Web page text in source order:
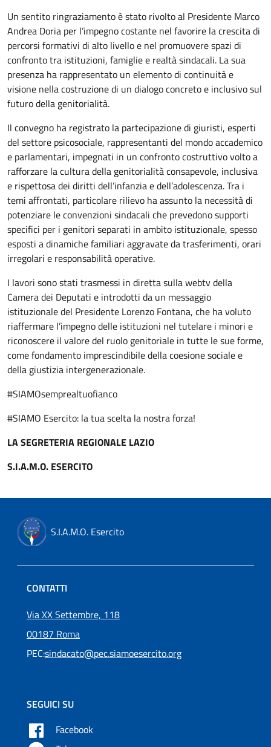
Un sentito ringraziamento è stato rivolto al Presidente Marco
Andrea Doria per l’impegno costante nel favorire la crescita di
percorsi formativi di alto livello e nel promuovere spazi di
confronto tra istituzioni, famiglie e realtà sindacali. La sua
presenza ha rappresentato un elemento di continuità e
visione nella costruzione di un dialogo concreto e inclusivo sul
futuro della genitorialità.
Il convegno ha registrato la partecipazione di giuristi, esperti
del settore psicosociale, rappresentanti del mondo accademico
e parlamentari, impegnati in un confronto costruttivo volto a
rafforzare la cultura della genitorialità consapevole, inclusiva
e rispettosa dei diritti dell’infanzia e dell’adolescenza. Tra i
temi affrontati, particolare rilievo ha assunto la necessità di
potenziare le convenzioni sindacali che prevedono supporti
specifici per i genitori separati in ambito istituzionale, spesso
esposti a dinamiche familiari aggravate da trasferimenti, orari
irregolari e responsabilità operative.
I lavori sono stati trasmessi in diretta sulla webtv della
Camera dei Deputati e introdotti da un messaggio
istituzionale del Presidente Lorenzo Fontana, che ha voluto
riaffermare l’impegno delle istituzioni nel tutelare i minori e
riconoscere il valore del ruolo genitoriale in tutte le sue forme,
come fondamento imprescindibile della coesione sociale e
della giustizia intergenerazionale.
#SIAMOsemprealtuofianco
#SIAMO Esercito: la tua scelta la nostra forza!
LA SEGRETERIA REGIONALE LAZIO
S.I.A.M.O. ESERCITO
S.I.A.M.O. Esercito
CONTATTI
Via XX Settembre, 118
00187 Roma
PEC:sindacato@pec.siamoesercito.org
SEGUICI SU
Facebook